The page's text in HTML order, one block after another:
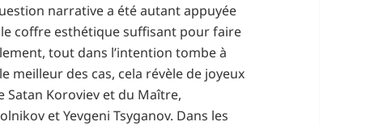
narrative a été autant appuyée
coffre esthétique suffisant pour faire
tout dans l’intention tombe à
meilleur des cas, cela révèle de joyeux
Satan Koroviev et du Maître,
et Yevgeni Tsyganov. Dans les